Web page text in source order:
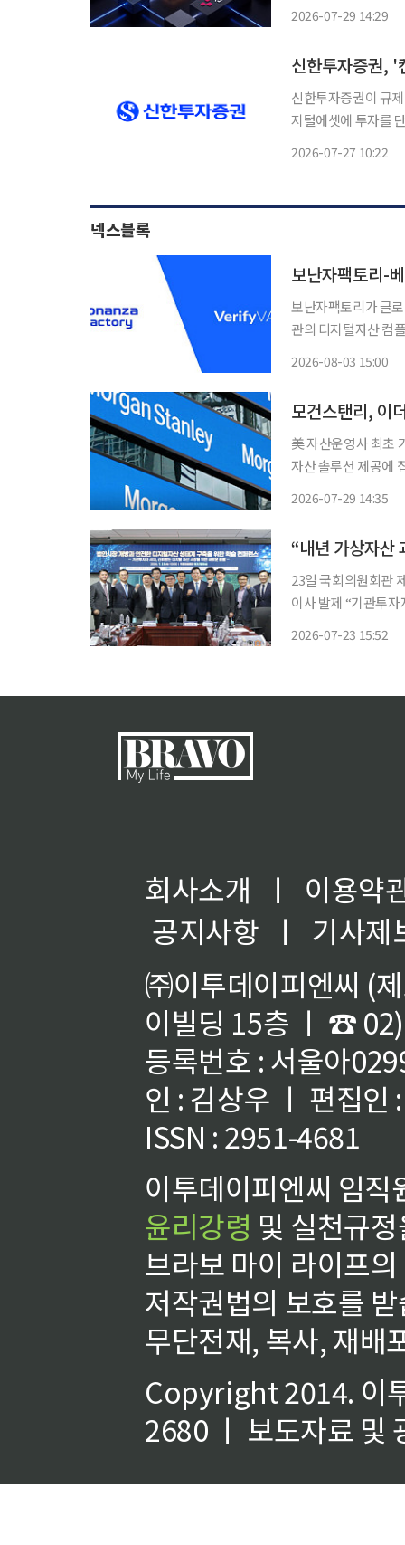
2026-07-29 14:29
신한투자증권, '
신한투자증권이 규
지털에셋에 투자를 단행
2026-07-27 10:22
넥스블록
보난자팩토리-
보난자팩토리가 글
관의 디지털자산 컴
2026-08-03 15:00
모건스탠리, 이
美 자산운영사 최초
자산 솔루션 제공에 집중” 글로벌 투자사 모건스탠리가 가상자산 포트폴
2026-07-29 14:35
“내년 가상자산
23일 국회의원회관
이사 발제 “기관투
2026-07-23 15:52
회사소개 ㅣ
이용약
공지사항
ㅣ
기사제
㈜이투데이피엔씨 (
이빌딩 15층 ㅣ ☎
등록번호 : 서울아
인 : 김상우 ㅣ 편집인
ISSN : 2951-4681
이투데이피엔씨 임
윤리강령 및 실천규
브라보 마이 라이프
저작권법의 보호를
무단전재, 복사, 재배
Copyright 2014. 이
2680 ㅣ 보도자료